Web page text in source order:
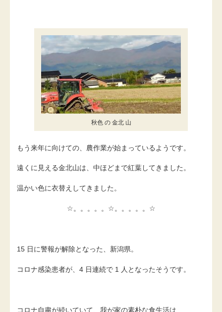
秋色 の 金北 山
もう来年に向けての、農作業が始まっているようです。
遠くに見える金北山は、中ほどまで紅葉してきました。
温かい色に衣替えしてきました。
☆。。。。。☆。。。。。☆
15 日に警報が解除となった、新潟県。
コロナ感染患者が、4 日連続で 1 人となったそうです。
コロナ自粛が続いていて、我が家の素朴な食生活は